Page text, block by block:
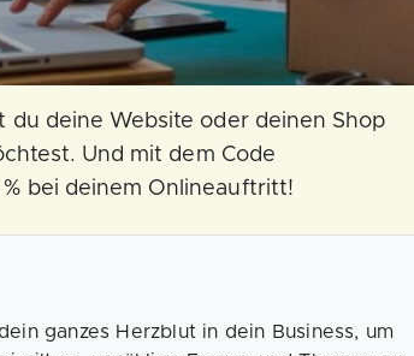
du deine Website oder deinen Shop
Und mit dem Code
bei deinem Onlineauftritt!
ganzes Herzblut in dein Business, um